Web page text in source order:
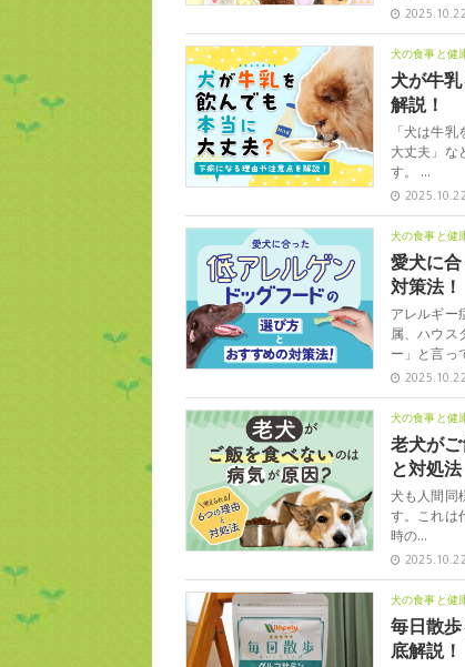
2025.10.22
犬の食事と健
犬が牛
解説！
「犬は牛
大丈夫」な
す。 …
2025.10.22
犬の食事と健
愛犬に
対策法！
アレルギー
属、ハウス
ー」と言っ
2025.10.22
犬の食事と健
老犬が
と対処法
犬も人間同
す。これは
時の…
2025.10.22
犬の食事と健
毎日散
底解説！